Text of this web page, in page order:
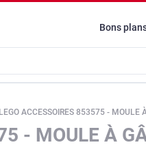
Bons
LEGO ACCESSOIRES 853575 - MOULE
- MOULE À